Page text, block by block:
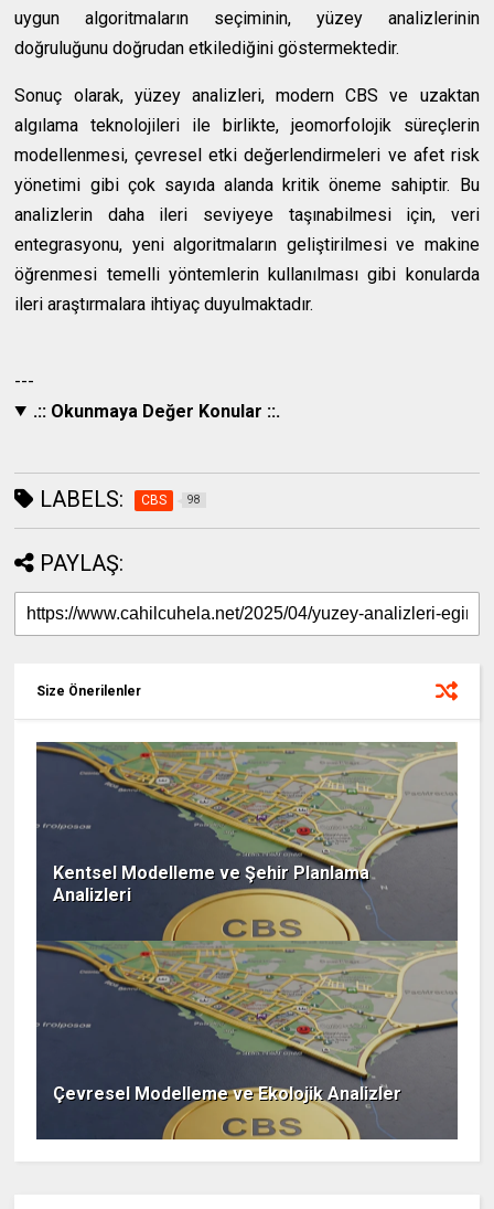
uygun algoritmaların seçiminin, yüzey analizlerinin
doğruluğunu doğrudan etkilediğini göstermektedir.
Sonuç olarak, yüzey analizleri, modern CBS ve uzaktan
algılama teknolojileri ile birlikte, jeomorfolojik süreçlerin
modellenmesi, çevresel etki değerlendirmeleri ve afet risk
yönetimi gibi çok sayıda alanda kritik öneme sahiptir. Bu
analizlerin daha ileri seviyeye taşınabilmesi için, veri
entegrasyonu, yeni algoritmaların geliştirilmesi ve makine
öğrenmesi temelli yöntemlerin kullanılması gibi konularda
ileri araştırmalara ihtiyaç duyulmaktadır.
---
.:: Okunmaya Değer Konular ::.
LABELS: CBS 98
PAYLAŞ:
Size Önerilenler
Kentsel Modelleme ve Şehir Planlama
Analizleri
Çevresel Modelleme ve Ekolojik Analizler